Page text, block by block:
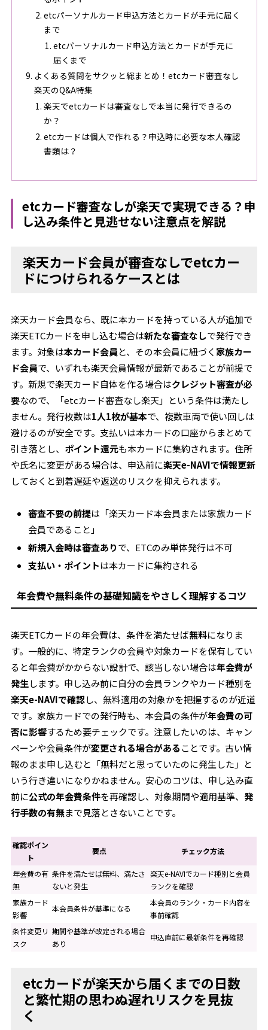
etcパーソナルカード申込方法とカードが手元に届く
まで
etcパーソナルカード申込方法とカードが手元に
届くまで
よくある質問をサクッと総まとめ！etcカード審査なし
楽天のQ&A特集
楽天でetcカードは審査なしで本当に発行できるの
か？
etcカードは個人で作れる？申込時に必要な本人確認
書類は？
etcカード審査なしが楽天で実現できる？申
し込み条件と見逃せない注意点を解説
楽天カード会員が審査なしでetcカー
ドにつけられるケースとは
楽天カード会員なら、既に本カードを持っている人が追加で
楽天ETCカードを申し込む場合は新たな審査なしで発行でき
ます。対象は本カード会員と、その本会員に紐づく 家族カー
ド会員で、いずれも楽天会員情報が最新であることが前提で
す。新規で楽天カード自体を作る場合はクレジット審査が必
要なので、「etcカード審査なし楽天」という条件は満たし
ません。発行枚数は1人1枚が基本で、複数車両で使い回しは
避けるのが安全です。支払いは本カードの口座からまとめて
引き落とし、 ポイント還元も本カードに集約されます。住所
や氏名に変更がある場合は、申込前に楽天e-NAVIで情報更新
しておくと到着遅延や返送のリスクを抑えられます。
審査不要の前提は「楽天カード本会員または家族カード
会員であること」
新規入会時は審査ありで、ETCのみ単体発行は不可
支払い・ポイントは本カードに集約される
年会費や無料条件の基礎知識をやさしく理解するコツ
楽天ETCカードの年会費は、条件を満たせば無料になりま
す。一般的に、特定ランクの会員や対象カードを保有してい
ると年会費がかからない設計で、該当しない場合は年会費が
発生します。申し込み前に自分の会員ランクやカード種別を
楽天e-NAVIで確認し、無料適用の対象かを把握するのが近道
です。家族カードでの発行時も、本会員の条件が年会費の可
否に影響するため要チェックです。注意したいのは、キャン
ペーンや会員条件が変更される場合があることです。古い情
報のまま申し込むと「無料だと思っていたのに発生した」と
いう行き違いになりかねません。安心のコツは、申し込み直
前に公式の年会費条件を再確認し、対象期間や適用基準、発
行手数の有無まで見落とさないことです。
確認ポイン
ト
要点 チェック方法
年会費の有
無
条件を満たせば無料、満たさ
ないと発生
楽天e-NAVIでカード種別と会員
ランクを確認
家族カード
影響
本会員条件が基準になる
本会員のランク・カード内容を
事前確認
条件変更リ
スク
期間や基準が改定される場合
あり
申込直前に最新条件を再確認
etcカードが楽天から届くまでの日数
と繁忙期の思わぬ遅れリスクを見抜
く